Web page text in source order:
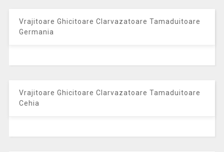
Vrajitoare Ghicitoare Clarvazatoare Tamaduitoare
Germania
Vrajitoare Ghicitoare Clarvazatoare Tamaduitoare
Cehia